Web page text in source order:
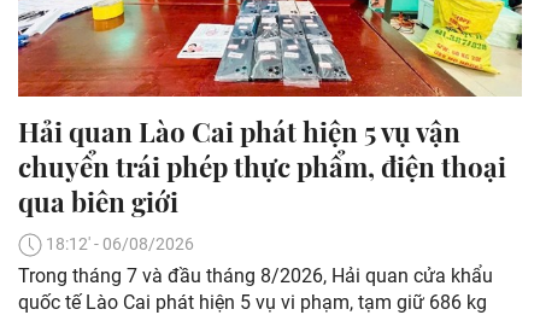
Hải quan Lào Cai phát hiện 5 vụ vận
chuyển trái phép thực phẩm, điện thoại
qua biên giới
18:12' - 06/08/2026
Trong tháng 7 và đầu tháng 8/2026, Hải quan cửa khẩu
quốc tế Lào Cai phát hiện 5 vụ vi phạm, tạm giữ 686 kg